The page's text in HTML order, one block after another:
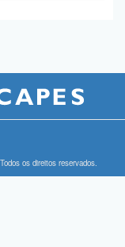
os direitos reservados.